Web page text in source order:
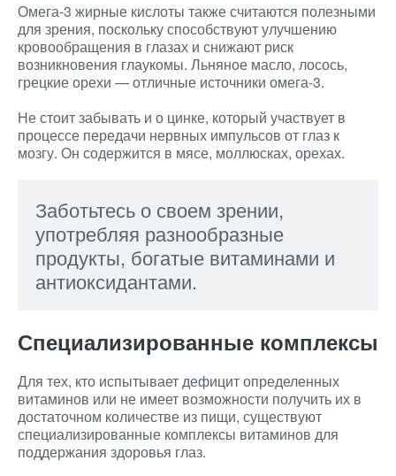
Омега-3 жирные кислоты также считаются полезными
для зрения, поскольку способствуют улучшению
кровообращения в глазах и снижают риск
возникновения глаукомы. Льняное масло, лосось,
грецкие орехи — отличные источники омега-3.
Не стоит забывать и о цинке, который участвует в
процессе передачи нервных импульсов от глаз к
мозгу. Он содержится в мясе, моллюсках, орехах.
Заботьтесь о своем зрении,
употребляя разнообразные
продукты, богатые витаминами и
антиоксидантами.
Специализированные комплексы
Для тех, кто испытывает дефицит определенных
витаминов или не имеет возможности получить их в
достаточном количестве из пищи, существуют
специализированные комплексы витаминов для
поддержания здоровья глаз.